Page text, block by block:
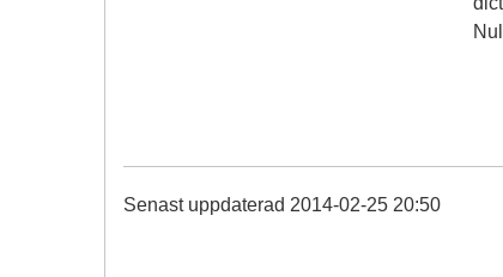
Senast uppdaterad 2014-02-25 20:50